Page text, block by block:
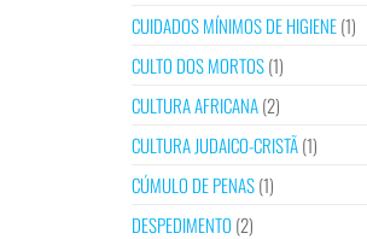
CUIDADOS MÍNIMOS DE HIGIENE(1)
CULTO DOS MORTOS(1)
CULTURA AFRICANA(2)
CULTURA JUDAICO-CRISTÃ(1)
CÚMULO DE PENAS(1)
DESPEDIMENTO (2)